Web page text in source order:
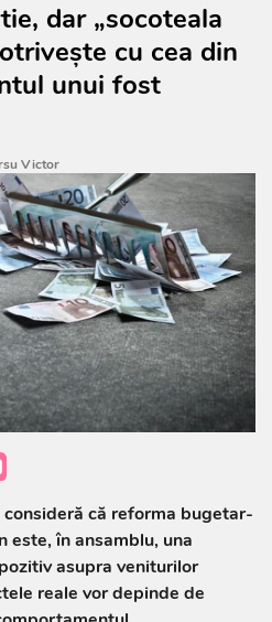
dar „socoteala
cu cea din
unui fost
Victor
că reforma bugetar-
este, în ansamblu, una
asupra veniturilor
reale vor depinde de